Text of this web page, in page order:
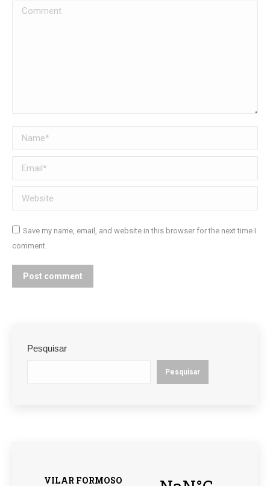
Comment
Name *
Email *
Website
Save my name, email, and website in this browser for the next time I
comment.
Post comment
Pesquisar
Pesquisar